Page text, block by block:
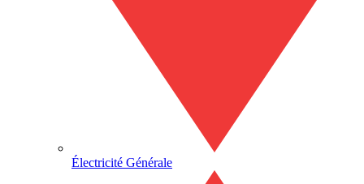
Électricité Générale